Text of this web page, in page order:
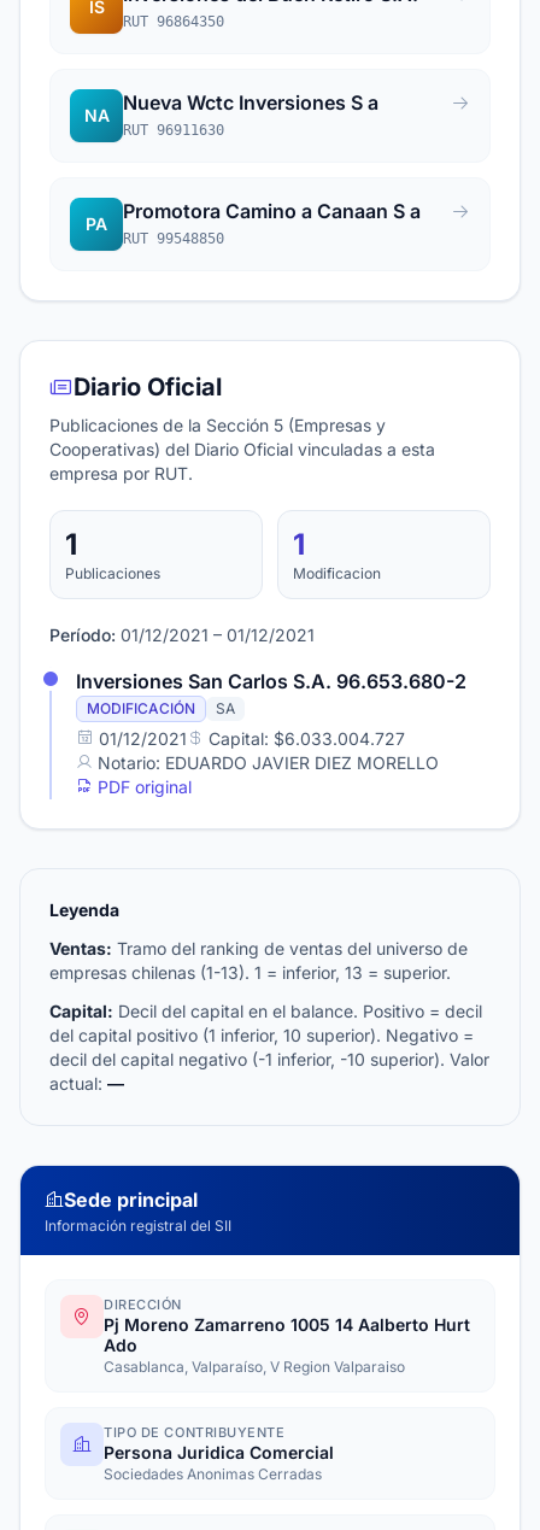
IS
RUT 96864350
NA
Nueva Wctc Inversiones S a
RUT 96911630
PA
Promotora Camino a Canaan S a
RUT 99548850
Diario Oficial
Publicaciones de la Sección 5 (Empresas y
Cooperativas) del Diario Oficial vinculadas a esta
empresa por RUT.
1
Publicaciones
1
Modificacion
Período: 01/12/2021 – 01/12/2021
Inversiones San Carlos S.A. 96.653.680-2
MODIFICACIÓN SA
01/12/2021
Capital: $6.033.004.727
Notario: EDUARDO JAVIER DIEZ MORELLO
PDF original
Leyenda
Ventas: Tramo del ranking de ventas del universo de
empresas chilenas (1-13). 1 = inferior, 13 = superior.
Capital: Decil del capital en el balance. Positivo = decil
del capital positivo (1 inferior, 10 superior). Negativo =
decil del capital negativo (-1 inferior, -10 superior). Valor
actual: —
Sede principal
Información registral del SII
DIRECCIÓN
Pj Moreno Zamarreno 1005 14 Aalberto Hurt
Ado
Casablanca, Valparaíso, V Region Valparaiso
TIPO DE CONTRIBUYENTE
Persona Juridica Comercial
Sociedades Anonimas Cerradas